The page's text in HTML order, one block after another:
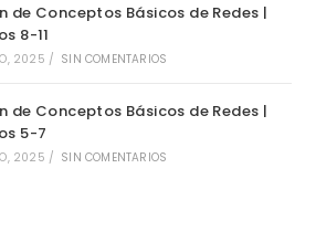
de Conceptos Básicos de Redes |
8-11
2025 / SIN COMENTARIOS
de Conceptos Básicos de Redes |
5-7
2025 / SIN COMENTARIOS